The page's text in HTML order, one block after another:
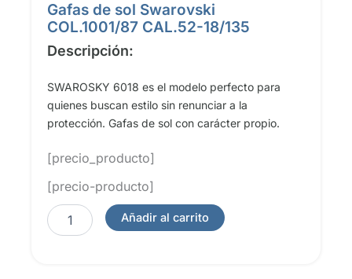
Gafas de sol Swarovski
COL.1001/87 CAL.52-18/135
Descripción:
SWAROSKY 6018 es el modelo perfecto para
quienes buscan estilo sin renunciar a la
protección. Gafas de sol con carácter propio.
[precio_producto]
[precio-producto]
Gafas
de
Añadir al carrito